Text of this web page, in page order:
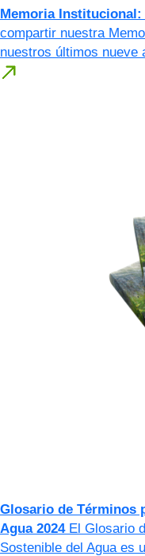
Memoria Institucional:
compartir nuestra
nuestros últimos
Glosario de Términos
Agua 2024 El Glosario
Sostenible del Agua es